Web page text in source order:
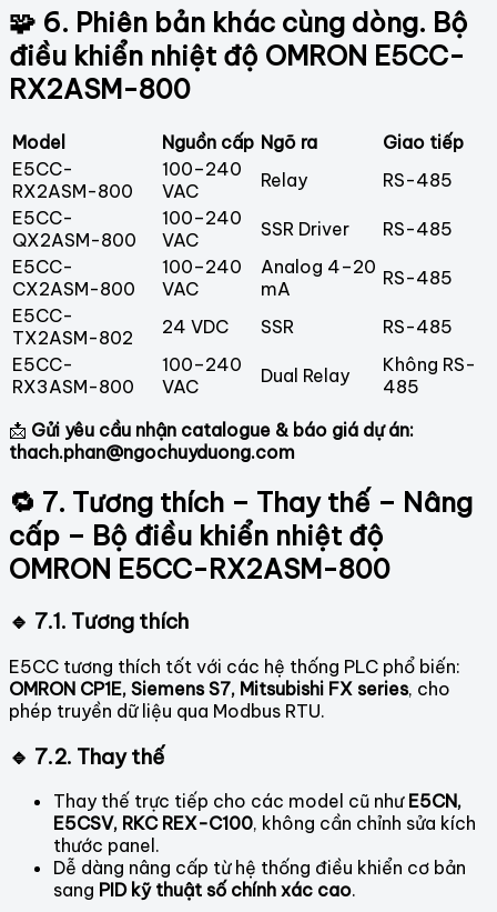
🧩 6. Phiên bản khác cùng dòng. Bộ
điều khiển nhiệt độ OMRON E5CC-
RX2ASM-800
Model Nguồn cấp Ngõ ra
Giao tiếp
E5CC-
RX2ASM-800
100–240
VAC
Relay
RS-485
E5CC-
QX2ASM-800
100–240
VAC
SSR Driver
RS-485
E5CC-
CX2ASM-800
100–240
VAC
Analog 4–20
mA
RS-485
E5CC-
TX2ASM-802
24 VDC SSR
RS-485
E5CC-
RX3ASM-800
100–240
VAC
Dual Relay
Không RS-
485
📩 Gửi yêu cầu nhận catalogue & báo giá dự án:
thach.phan@ngochuyduong.com
🔁 7. Tương thích – Thay thế – Nâng
cấp – Bộ điều khiển nhiệt độ
OMRON E5CC-RX2ASM-800
🔹 7.1. Tương thích
E5CC tương thích tốt với các hệ thống PLC phổ biến:
OMRON CP1E, Siemens S7, Mitsubishi FX series, cho
phép truyền dữ liệu qua Modbus RTU.
🔹 7.2. Thay thế
Thay thế trực tiếp cho các model cũ như E5CN,
E5CSV, RKC REX-C100, không cần chỉnh sửa kích
thước panel.
Dễ dàng nâng cấp từ hệ thống điều khiển cơ bản
sang PID kỹ thuật số chính xác cao.